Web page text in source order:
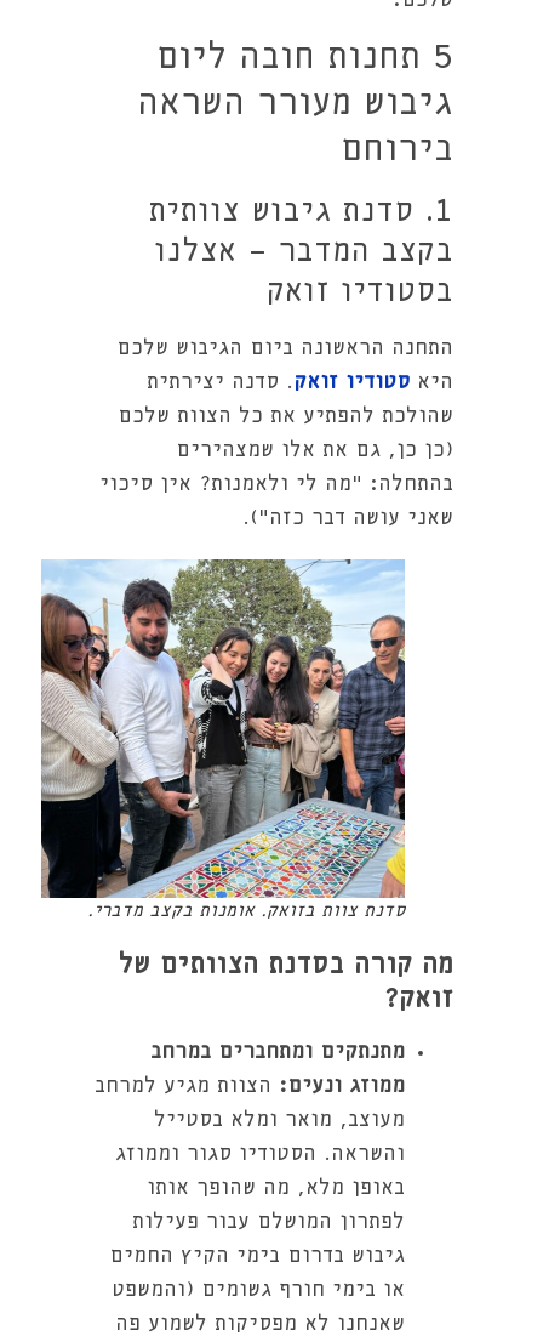
5 תחנות חובה ליום
גיבוש מעורר השראה
בירוחם
1. סדנת גיבוש צוותית
בקצב המדבר - אצלנו
בסטודיו זואק
התחנה הראשונה ביום הגיבוש שלכם
היא סטודיו זואק . סדנה יצירתית
שהולכת להפתיע את כל הצוות שלכם
(כן כן, גם את אלו שמצהירים
בהתחלה: "מה לי ולאמנות? אין סיכוי
שאני עושה דבר כזה").
סדנת צוות בזואק. אומנות בקצב מדברי.
מה קורה בסדנת הצוותים של
זואק?
מתנתקים ומתחברים במרחב
ממוזג ונעים: הצוות מגיע למרחב
מעוצב, מואר ומלא בסטייל
והשראה. הסטודיו סגור וממוזג
באופן מלא, מה שהופך אותו
לפתרון המושלם עבור פעילות
גיבוש בדרום בימי הקיץ החמים
או בימי חורף גשומים (והמשפט
שאנחנו לא מפסיקות לשמוע פה